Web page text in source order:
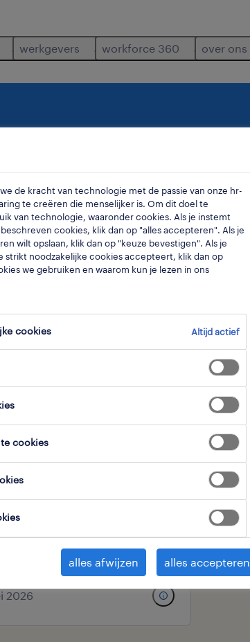
werkgevers workforce 360 over ons
kortrijk.
officer
west-vlaanderen
2026
de kracht van technologie met de passie van onze hr-
te creëren die menselijker is. Om dit doel te
van technologie, waaronder cookies. Als je instemt
cookies, klik dan op "alles accepteren". Als je
wilt opslaan, klik dan op "keuze bevestigen". Als je
strikt noodzakelijke cookies accepteert, klik dan op
we gebruiken en waarom kun je lezen in ons
cookies Altijd actief
cookies
alles afwijzen alles accepteren